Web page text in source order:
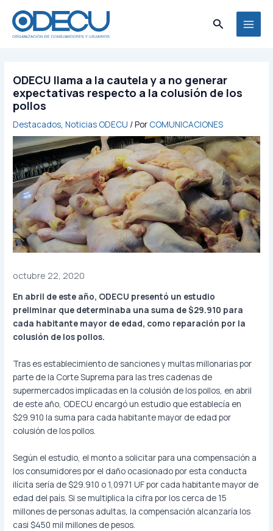
contenido
Buscar
ODECU llama a la cautela y a no generar
expectativas respecto a la colusión de los
pollos
Destacados,Noticias ODECU / Por COMUNICACIONES
octubre 22, 2020
En abril de este año, ODECU presentó un estudio
preliminar que determinaba una suma de $29.910 para
cada habitante mayor de edad, como reparación por la
colusión de los pollos.
Tras es establecimiento de sanciones y multas millonarias por
parte de la Corte Suprema para las tres cadenas de
supermercados implicadas en la colusión de los pollos, en abril
de este año, ODECU encargó un estudio que establecía en
$29.910 la suma para cada habitante mayor de edad por
colusión de los pollos.
Según el estudio, el monto a solicitar para una compensación a
los consumidores por el daño ocasionado por esta conducta
ilícita sería de $29.910 o 1,0971 UF por cada habitante mayor de
edad del país. Si se multiplica la cifra por los cerca de 15
millones de personas adultas, la compensación alcanzaría los
casi $450 mil millones de pesos.